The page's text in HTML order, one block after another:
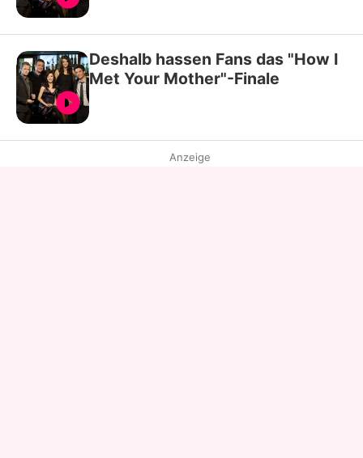
Deshalb hassen Fans das "How I
Met Your Mother"-Finale
Anzeige